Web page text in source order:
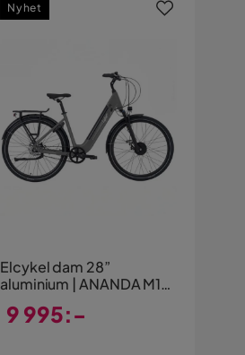
Elcykel dam 28”
aluminium | ANANDA M131
Elodin
9 995:-
Nyhet